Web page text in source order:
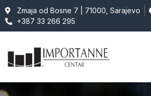
Zmaja od Bosne 7 | 71000, Sarajevo
+387 33 266 295